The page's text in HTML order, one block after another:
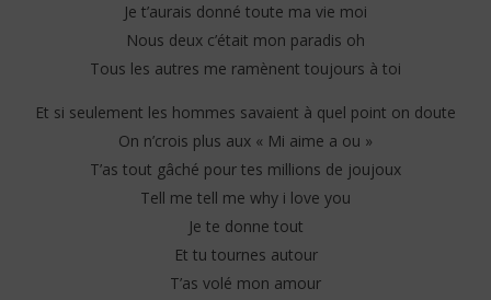
Je t’aurais donné toute ma vie moi
Nous deux c’était mon paradis oh
Tous les autres me ramènent toujours à toi
Et si seulement les hommes savaient à quel point on doute
On n’crois plus aux « Mi aime a ou »
T’as tout gâché pour tes millions de joujoux
Tell me tell me why i love you
Je te donne tout
Et tu tournes autour
T’as volé mon amour